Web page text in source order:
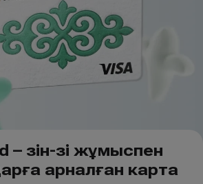
өзін-өзі жұмыспен
арналған карта